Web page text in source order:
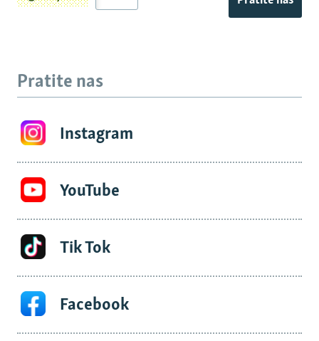
Pratite nas
Instagram
YouTube
Tik Tok
Facebook